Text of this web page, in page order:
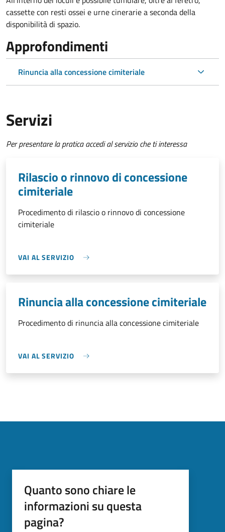
cassette con resti ossei e urne cinerarie a seconda della
disponibilità di spazio.
Approfondimenti
Rinuncia alla concessione cimiteriale
Servizi
Per presentare la pratica accedi al servizio che ti interessa
Rilascio o rinnovo di concessione
cimiteriale
Procedimento di rilascio o rinnovo di concessione
cimiteriale
VAI AL SERVIZIO
Rinuncia alla concessione cimiteriale
Procedimento di rinuncia alla concessione cimiteriale
VAI AL SERVIZIO
Quanto sono chiare le
informazioni su questa
pagina?